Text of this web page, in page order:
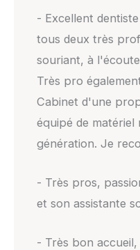
- Excellent
tous deux très
souriant, à
Très pro
Cabinet d'une
équipé de matériel
génération. Je
- Très pros,
et son assistante
- Très bon